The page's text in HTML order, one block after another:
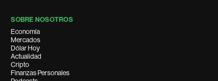
SOBRE NOSOTROS
Economía
Mercados
Dólar Hoy
Actualidad
Cripto
Finanzas Personales